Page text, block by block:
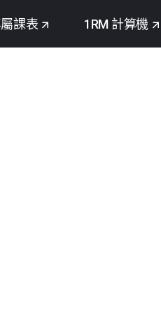
課表 1RM 計算機